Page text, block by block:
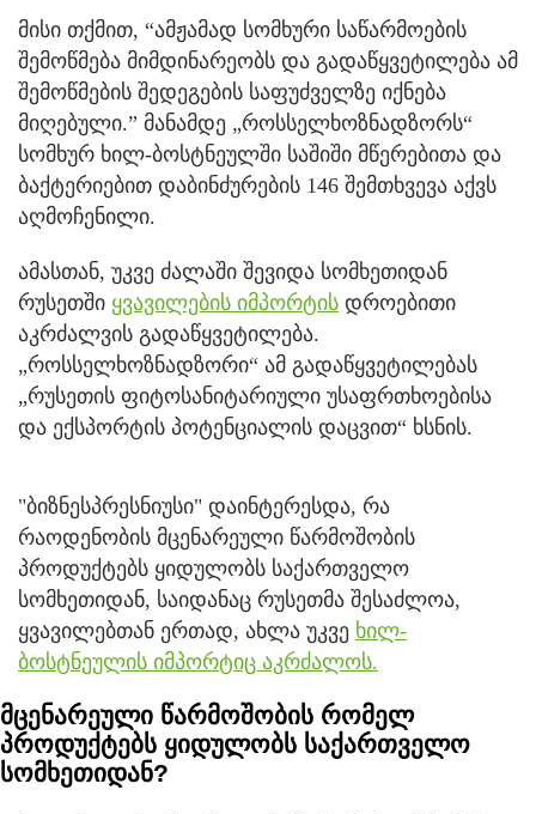
მისი თქმით, “ამჟამად სომხური საწარმოების
შემოწმება მიმდინარეობს და გადაწყვეტილება ამ
შემოწმების შედეგების საფუძველზე იქნება
მიღებული.” მანამდე „როსსელხოზნადზორს“
სომხურ ხილ-ბოსტნეულში საშიში მწერებითა და
ბაქტერიებით დაბინძურების 146 შემთხვევა აქვს
აღმოჩენილი.
ამასთან, უკვე ძალაში შევიდა სომხეთიდან
რუსეთში ყვავილების იმპორტის დროებითი
აკრძალვის გადაწყვეტილება.
„როსსელხოზნადზორი“ ამ გადაწყვეტილებას
„რუსეთის ფიტოსანიტარიული უსაფრთხოებისა
და ექსპორტის პოტენციალის დაცვით“ ხსნის.
"ბიზნესპრესნიუსი" დაინტერესდა, რა
რაოდენობის მცენარეული წარმოშობის
პროდუქტებს ყიდულობს საქართველო
სომხეთიდან, საიდანაც რუსეთმა შესაძლოა,
ყვავილებთან ერთად, ახლა უკვე ხილ-
ბოსტნეულის იმპორტიც აკრძალოს.
მცენარეული წარმოშობის რომელ
პროდუქტებს ყიდულობს საქართველო
სომხეთიდან?